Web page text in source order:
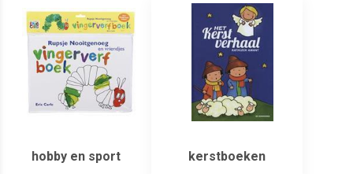
hobby en sport kerstboeken